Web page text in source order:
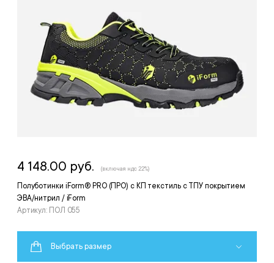
Полуботинки iForm® PRO (ПРО) с КП текстиль с ТПУ покрытием
ЭВА/нитрил / iForm
Артикул: ПОЛ 055
4 148.00 руб. (включая ндс 22%)
Выбрать размер